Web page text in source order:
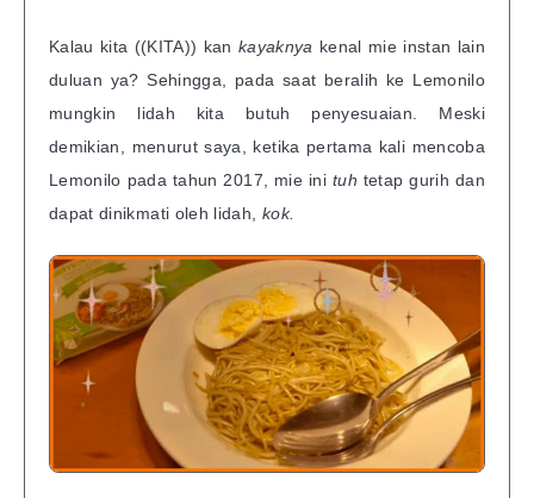
Kalau kita ((KITA)) kan kayaknya kenal mie instan lain
duluan ya? Sehingga, pada saat beralih ke Lemonilo
mungkin lidah kita butuh penyesuaian. Meski
demikian, menurut saya, ketika pertama kali mencoba
Lemonilo pada tahun 2017, mie ini tuh tetap gurih dan
dapat dinikmati oleh lidah, kok.